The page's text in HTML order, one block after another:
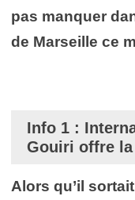
pas manquer
de Marseille ce
Info 1 :
Gouiri offre
Alors qu’il